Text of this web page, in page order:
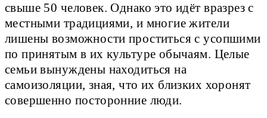
свыше 50 человек. Однако это идёт вразрез с
местными традициями, и многие жители
лишены возможности проститься с усопшими
по принятым в их культуре обычаям. Целые
семьи вынуждены находиться на
самоизоляции, зная, что их близких хоронят
совершенно посторонние люди.